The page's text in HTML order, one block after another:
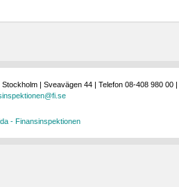
| Sveavägen 44 | Telefon 08-408 980 00 |